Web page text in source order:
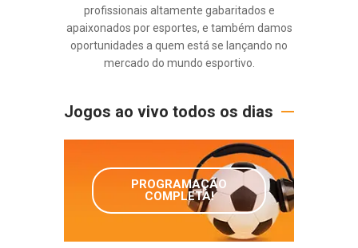
profissionais altamente gabaritados e
apaixonados por esportes, e também damos
oportunidades a quem está se lançando no
mercado do mundo esportivo.
Jogos ao vivo todos os dias
PROGRAMAÇÃO
COMPLETA!